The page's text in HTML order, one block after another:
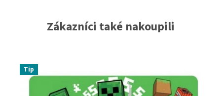
Zákazníci také nakoupili
Tip